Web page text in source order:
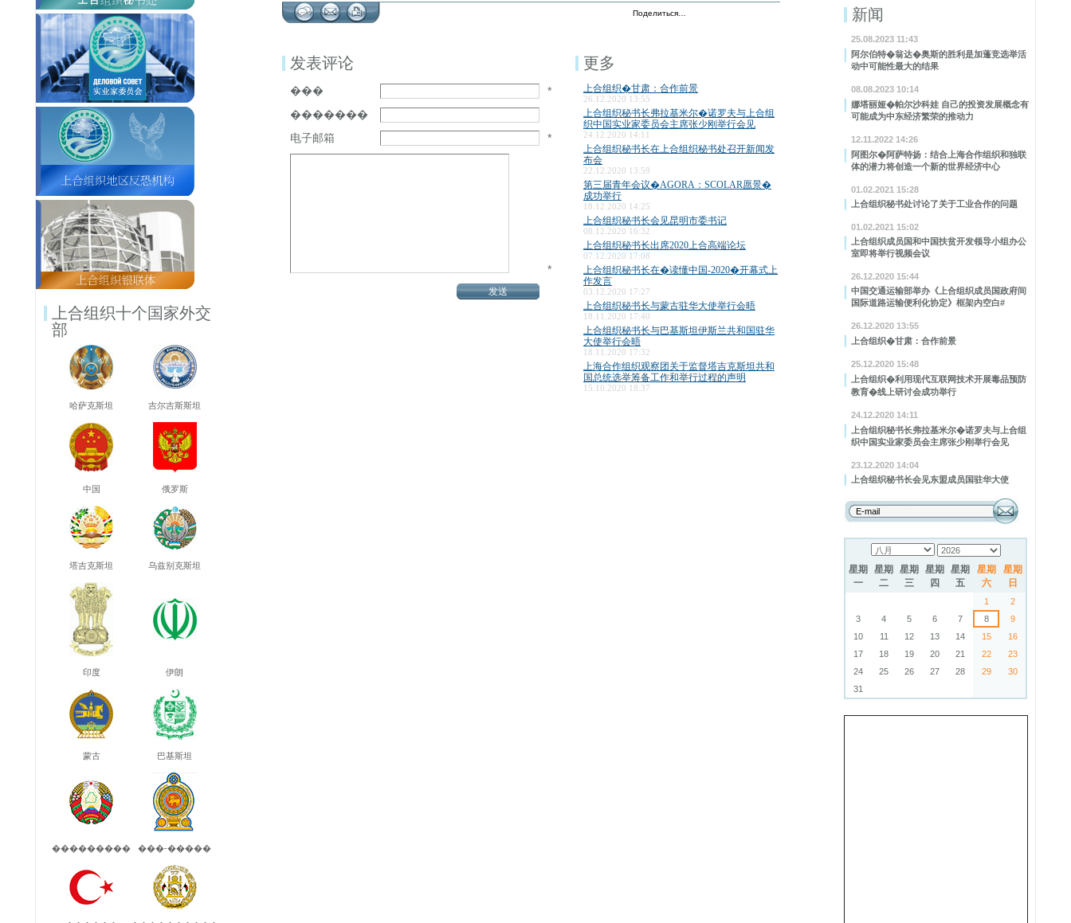
新闻
25.08.2023 11:43
阿尔伯特�翁达�奥斯的胜利是加蓬竞选举活
动中可能性最大的结果
08.08.2023 10:14
娜塔丽娅�帕尔沙科娃 自己的投资发展概念有
可能成为中东经济繁荣的推动力
12.11.2022 14:26
阿图尔�阿萨特扬：结合上海合作组织和独联
体的潜力将创造一个新的世界经济中心
01.02.2021 15:28
上合组织秘书处讨论了关于工业合作的问题
01.02.2021 15:02
上合组织成员国和中国扶贫开发领导小组办公
室即将举行视频会议
26.12.2020 15:44
中国交通运输部举办《上合组织成员国政府间
国际道路运输便利化协定》框架内空白#
26.12.2020 13:55
上合组织�甘肃：合作前景
25.12.2020 15:48
上合组织�利用现代互联网技术开展毒品预防
教育�线上研讨会成功举行
24.12.2020 14:11
上合组织秘书长弗拉基米尔�诺罗夫与上合组
织中国实业家委员会主席张少刚举行会见
23.12.2020 14:04
上合组织秘书长会见东盟成员国驻华大使
星期
一
星期
二
星期
三
星期
四
星期
五
星期
六
星期
日
1
2
3
4 5 6 7 8
9
10
11 12 13 14 15
16
17
18 19 20 21 22
23
24
25 26 27 28 29
30
31
上合组织十个国家外交
部
哈萨克斯坦 吉尔吉斯斯坦
中国 俄罗斯
塔吉克斯坦 乌兹别克斯坦
印度 伊朗
蒙古 巴基斯坦
��������� ���-�����
Поделиться…
发表评论
���
*
�������
电子邮箱
*
*
更多
上合组织�甘肃：合作前景
26.12.2020 13:55
上合组织秘书长弗拉基米尔�诺罗夫与上合组
织中国实业家委员会主席张少刚举行会见
24.12.2020 14:11
上合组织秘书长在上合组织秘书处召开新闻发
布会
22.12.2020 13:59
第三届青年会议�AGORA：SCOLAR愿景�
成功举行
18.12.2020 14:25
上合组织秘书长会见昆明市委书记
08.12.2020 16:32
上合组织秘书长出席2020上合高端论坛
07.12.2020 17:08
上合组织秘书长在�读懂中国-2020�开幕式上
作发言
03.12.2020 17:27
上合组织秘书长与蒙古驻华大使举行会晤
18.11.2020 17:40
上合组织秘书长与巴基斯坦伊斯兰共和国驻华
大使举行会晤
18.11.2020 17:32
上海合作组织观察团关于监督塔吉克斯坦共和
国总统选举筹备工作和举行过程的声明
15.10.2020 18:37